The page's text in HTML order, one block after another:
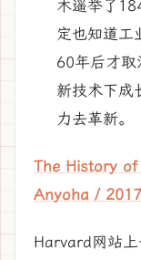
木遥举了
定也知道工
60年后才取
新技术下成
力去革新。
The History
Anyoha / 2017
Harvard网站